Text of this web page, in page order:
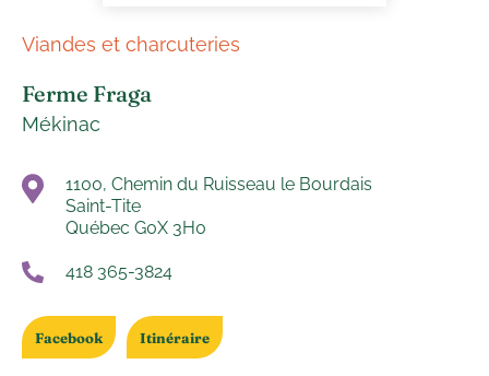
Viandes et charcuteries
Ferme Fraga
Mékinac
1100, Chemin du Ruisseau le Bourdais
Saint-Tite
Québec G0X 3H0
418 365-3824
Facebook Itinéraire